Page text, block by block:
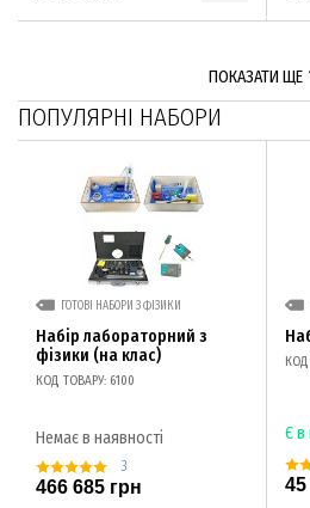
ПОКАЗАТИ ЩЕ
ПОПУЛЯРНІ НАБОРИ
ГОТОВІ НАБОРИ З ФІЗИКИ
Набір лабораторний з
фізики (на клас)
КОД ТОВАРУ: 6100
Немає в наявності
3
466 685 грн
КОД
Є в
45